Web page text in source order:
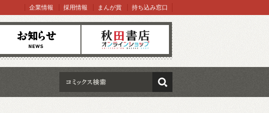
らせ オンラインショップ
企業情報 採用情報 まんが賞 持ち込み窓口
検索